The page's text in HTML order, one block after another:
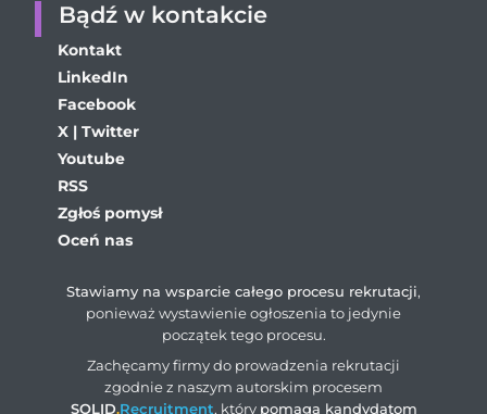
Bądź w kontakcie
Kontakt
LinkedIn
Facebook
X | Twitter
Youtube
RSS
Zgłoś pomysł
Oceń nas
Stawiamy na wsparcie całego procesu rekrutacji,
ponieważ wystawienie ogłoszenia to jedynie
początek tego procesu.
Zachęcamy firmy do prowadzenia rekrutacji
zgodnie z naszym autorskim procesem
SOLID.Recruitment, który pomaga kandydatom